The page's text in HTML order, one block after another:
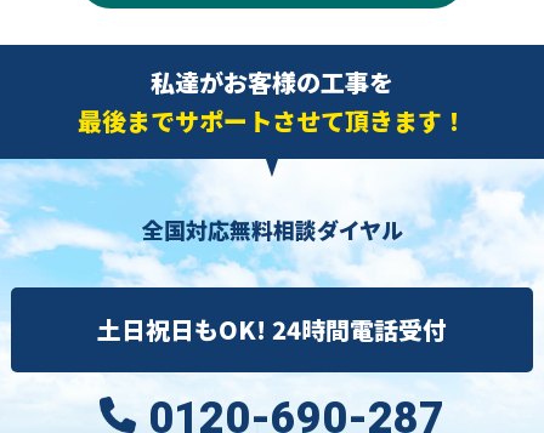
私達がお客様の工事を
最後までサポートさせて頂きます！
全国対応無料相談ダイヤル
土日祝日もOK! 24時間電話受付
0120-690-287